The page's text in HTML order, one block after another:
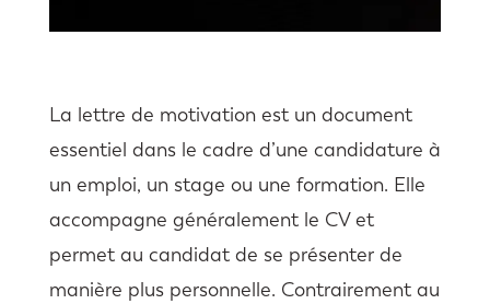
La lettre de motivation est un document
essentiel dans le cadre d’une candidature à
un emploi, un stage ou une formation. Elle
accompagne généralement le CV et
permet au candidat de se présenter de
manière plus personnelle. Contrairement au